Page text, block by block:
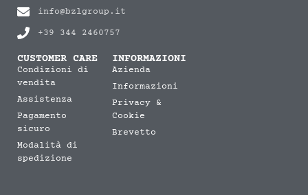
info@bzlgroup.it
+39 344 2460757
CUSTOMER CARE
Condizioni di
vendita
Assistenza
Pagamento
sicuro
Modalità di
spedizione
INFORMAZIONI
Azienda
Informazioni
Privacy &
Cookie
Brevetto